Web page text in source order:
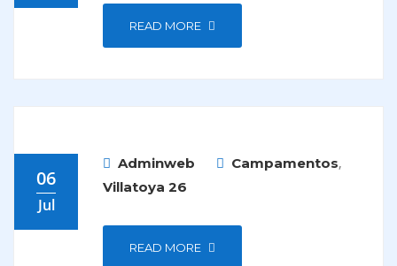
READ MORE
06
Jul
Adminweb Campamentos,
Villatoya 26
READ MORE